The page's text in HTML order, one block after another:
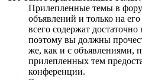
Прилепленные темы в
объявлений и только на
всего содержат
поэтому вы должны
же, как и с объявлениями,
прилепленных тем
конференции.